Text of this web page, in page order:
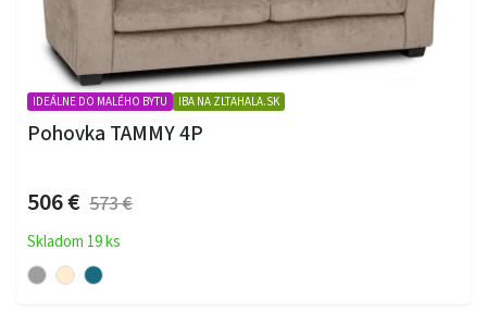
IDEÁLNE DO MALÉHO BYTU IBA NA ZLTAHALA.SK
Pohovka TAMMY 4P
506 € 573 €
Skladom 19 ks